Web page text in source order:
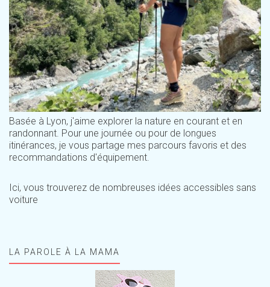
Basée à Lyon, j'aime explorer la nature en courant et en
randonnant. Pour une journée ou pour de longues
itinérances, je vous partage mes parcours favoris et des
recommandations d'équipement.
Ici, vous trouverez de nombreuses idées accessibles sans
voiture
LA PAROLE À LA MAMA